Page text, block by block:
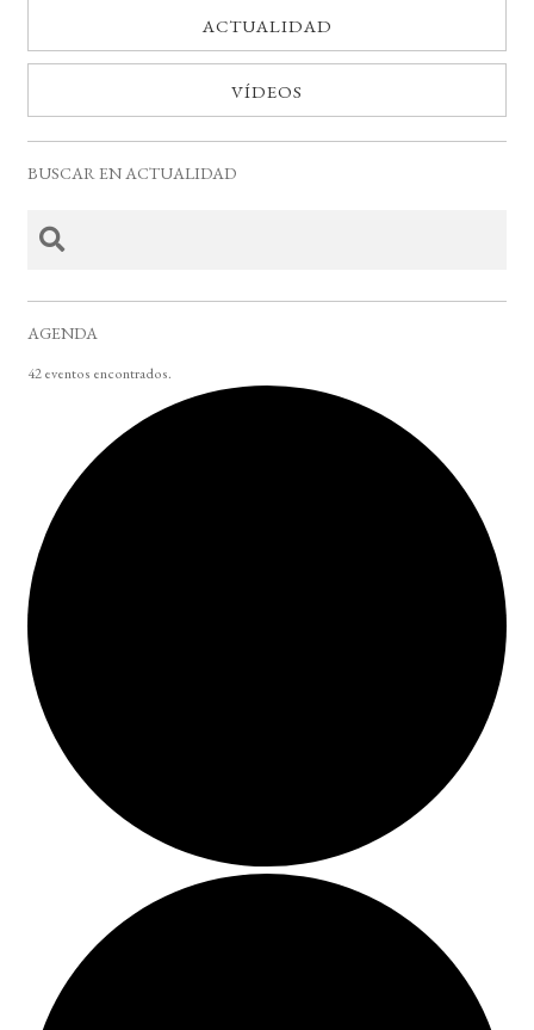
ACTUALIDAD
VÍDEOS
BUSCAR EN ACTUALIDAD
AGENDA
42 eventos encontrados.